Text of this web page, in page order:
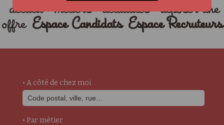
accueil métiers actualités
déposer une
offre Espace Candidats Espace Recruteurs
• A côté de chez moi
• Par métier